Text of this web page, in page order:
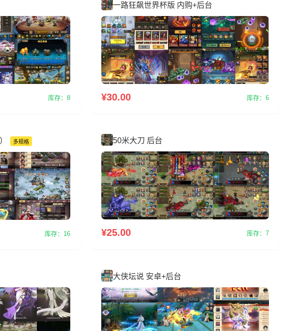
切换 新增：仙器锻
：仙阵培养、法阵部
仙界遗迹采集争夺玩
剑竞速 新增：万界定
象、合服庆典、 飞升
始、 醇香问道、上
库存：8
一路狂飙世界杯版 内购+后台
¥30.00 库存：6
多规格
库存：16
50米大刀 后台
¥25.00 库存：7
大侠坛说 安卓+后台